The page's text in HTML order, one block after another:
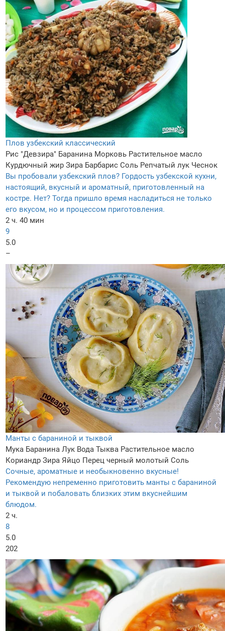
Плов узбекский классический
Рис "Девзира" Баранина Морковь Растительное масло
Курдючный жир Зира Барбарис Соль Репчатый лук Чеснок
Вы пробовали узбекский плов? Гордость узбекской кухни,
настоящий, вкусный и ароматный, приготовленный на
костре. Нет? Тогда пришло время насладиться не только
его вкусом, но и процессом приготовления.
2 ч. 40 мин
9
5.0
–
Манты с бараниной и тыквой
Мука Баранина Лук Вода Тыква Растительное масло
Кориандр Зира Яйцо Перец черный молотый Соль
Сочные, ароматные и необыкновенно вкусные!
Рекомендую непременно приготовить манты с бараниной
и тыквой и побаловать близких этим вкуснейшим
блюдом.
2 ч.
8
5.0
202